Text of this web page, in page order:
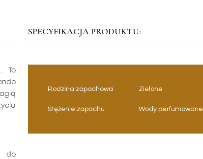
To
do
SPECYFIKACJA PRODUKTU:
Rodzina zapachowa Zielone
Stężenie zapachu Wody perfumowane